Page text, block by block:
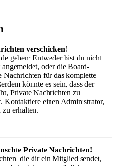
verschicken!
geben: Entweder bist du nicht
oder die Board-
Nachrichten für das komplette
könnte es sein, dass der
Private Nachrichten zu
Kontaktiere einen Administrator,
erhalten.
Private Nachrichten!
die dir ein Mitglied sendet,